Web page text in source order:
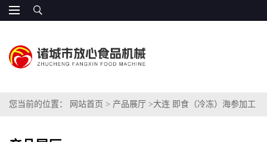
您当前的位置： 网站首页 > 产品展厅 >大连 即食（冷冻）海参加工